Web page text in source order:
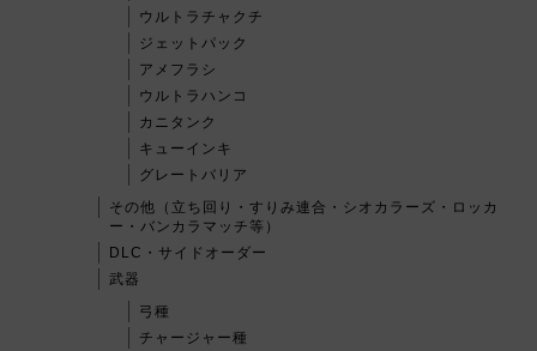
ウルトラチャクチ
ジェットパック
アメフラシ
ウルトラハンコ
カニタンク
キューインキ
グレートバリア
その他（立ち回り・すりみ連合・シオカラーズ・ロッカ
ー・バンカラマッチ等）
DLC・サイドオーダー
武器
弓種
チャージャー種